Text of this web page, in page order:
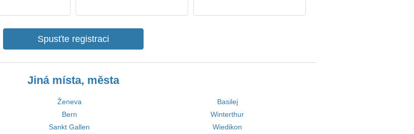
Spusťte registraci
Jiná místa, města
Ženeva
Basilej
Bern
Winterthur
Sankt Gallen Wiedikon